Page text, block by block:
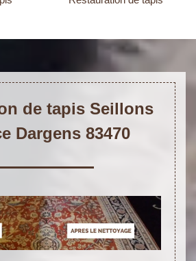
de tapis Seillons
Dargens 83470